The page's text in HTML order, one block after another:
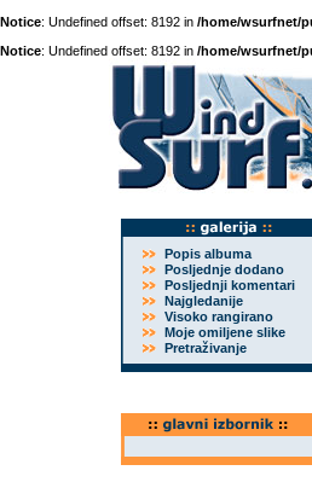
Notice: Undefined offset: 8192 in /home/wsurfnet/
Notice: Undefined offset: 8192 in /home/wsurfnet/
Popis albuma
Posljednje dodano
Posljednji komentari
Najgledanije
Visoko rangirano
Moje omiljene slike
Pretraživanje